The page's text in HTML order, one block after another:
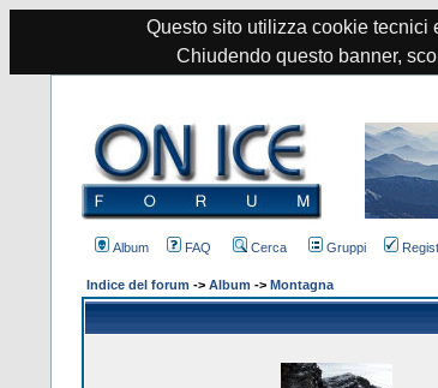
Questo sito utilizza cookie tecnici
Chiudendo questo banner,
Album FAQ Cerca Gruppi
Indice del forum -> Album -> Montagna